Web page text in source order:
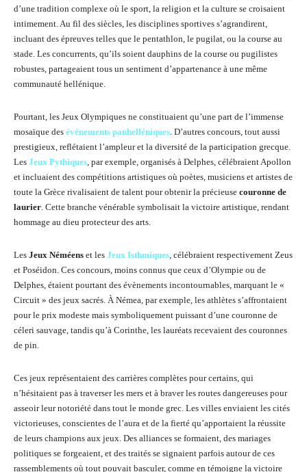
d’une tradition complexe où le sport, la religion et la culture se croisaient
intimement. Au fil des siècles, les disciplines sportives s’agrandirent,
incluant des épreuves telles que le pentathlon, le pugilat, ou la course au
stade. Les concurrents, qu’ils soient dauphins de la course ou pugilistes
robustes, partageaient tous un sentiment d’appartenance à une même
communauté hellénique.
Pourtant, les Jeux Olympiques ne constituaient qu’une part de l’immense
mosaïque des événements panhelléniques. D’autres concours, tout aussi
prestigieux, reflétaient l’ampleur et la diversité de la participation grecque.
Les Jeux Pythiques, par exemple, organisés à Delphes, célébraient Apollon
et incluaient des compétitions artistiques où poètes, musiciens et artistes de
toute la Grèce rivalisaient de talent pour obtenir la précieuse couronne de
laurier. Cette branche vénérable symbolisait la victoire artistique, rendant
hommage au dieu protecteur des arts.
Les Jeux Néméens et les Jeux Isthmiques, célébraient respectivement Zeus
et Poséidon. Ces concours, moins connus que ceux d’Olympie ou de
Delphes, étaient pourtant des évènements incontournables, marquant le «
Circuit » des jeux sacrés. À Némea, par exemple, les athlètes s’affrontaient
pour le prix modeste mais symboliquement puissant d’une couronne de
céleri sauvage, tandis qu’à Corinthe, les lauréats recevaient des couronnes
de pin.
Ces jeux représentaient des carrières complètes pour certains, qui
n’hésitaient pas à traverser les mers et à braver les routes dangereuses pour
asseoir leur notoriété dans tout le monde grec. Les villes enviaient les cités
victorieuses, conscientes de l’aura et de la fierté qu’apportaient la réussite
de leurs champions aux jeux. Des alliances se formaient, des mariages
politiques se forgeaient, et des traités se signaient parfois autour de ces
rassemblements où tout pouvait basculer, comme en témoigne la victoire